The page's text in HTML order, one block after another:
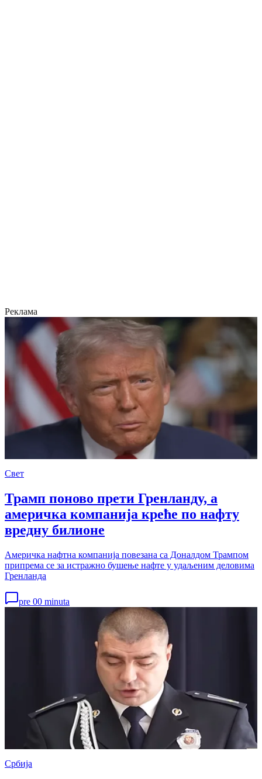
Реклама
Свет
Трамп поново прети Гренланду, а
америчка компанија креће по нафту
вредну билионе
Америчка нафтна компанија повезана са Доналдом Трампом
припрема се за истражно бушење нафте у удаљеним деловима
Гренланда
pre 00 minuta
Србија